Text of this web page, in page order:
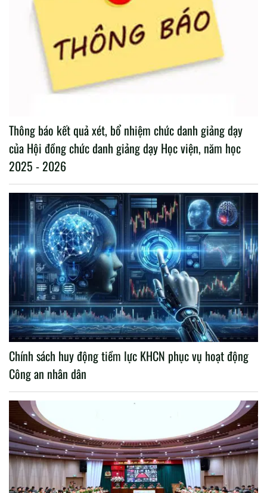
Thông báo kết quả xét, bổ nhiệm chức danh giảng dạy
của Hội đồng chức danh giảng dạy Học viện, năm học
2025 - 2026
Chính sách huy động tiềm lực KHCN phục vụ hoạt động
Công an nhân dân